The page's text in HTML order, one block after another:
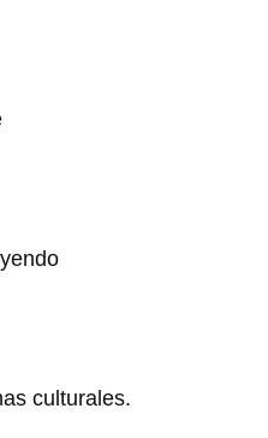
culturales.